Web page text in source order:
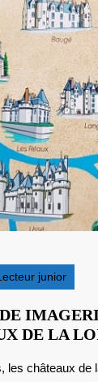
junior
DE LA